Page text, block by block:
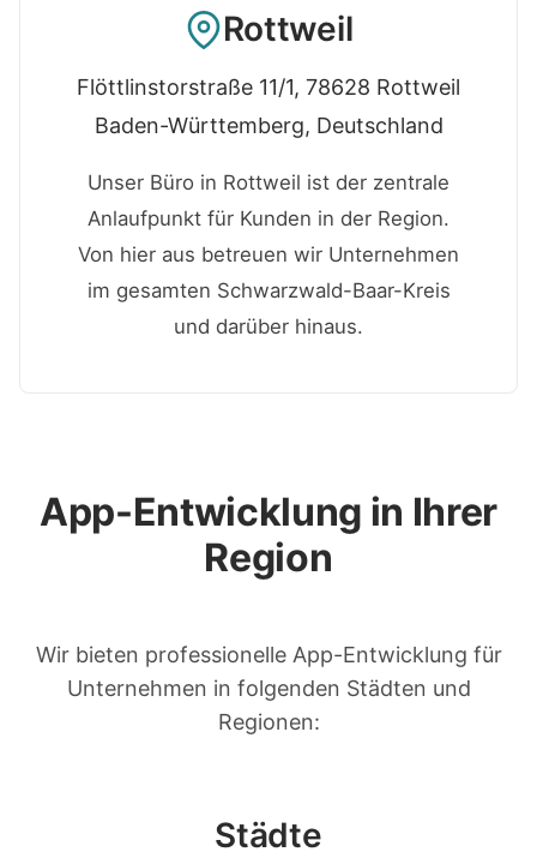
Rottweil
Flöttlinstorstraße 11/1, 78628 Rottweil
Baden-Württemberg, Deutschland
Unser Büro in Rottweil ist der zentrale
Anlaufpunkt für Kunden in der Region.
Von hier aus betreuen wir Unternehmen
im gesamten Schwarzwald-Baar-Kreis
und darüber hinaus.
App-Entwicklung in Ihrer
Region
Wir bieten professionelle App-Entwicklung für
Unternehmen in folgenden Städten und
Regionen:
Städte